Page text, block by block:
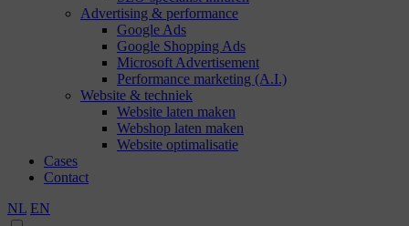
Advertising & performance
Google Ads
Google Shopping Ads
Microsoft Advertisement
Performance marketing (A.I.)
Website & techniek
Website laten maken
Webshop laten maken
Website optimalisatie
Cases
Contact
NL EN